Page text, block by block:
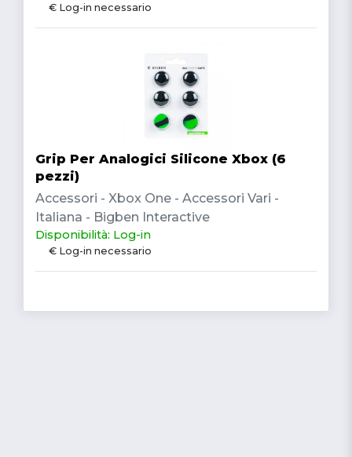
€ Log-in necessario
Grip Per Analogici Silicone Xbox (6
pezzi)
Accessori - Xbox One - Accessori Vari -
Italiana - Bigben Interactive
Disponibilità: Log-in
€ Log-in necessario